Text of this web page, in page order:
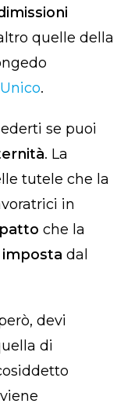
quelle della
.
se puoi
. La
tutele che la
in
che la
imposta dal
devi
di